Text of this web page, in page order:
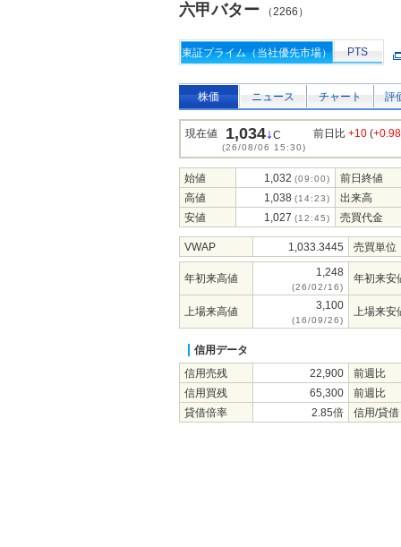
六甲バター （2266）
東証プライム（当社優先市場） PTS
株価 ニュース チャート 評
現在値 1,034↓C
(26/08/06 15:30)
前日比 +10 (
始値 1,032 (09:00)
前日終値
高値
1,038 (14:23)
出来高
安値
1,027 (12:45) 売買代金
VWAP 1,033.3445 売買単位
年初来高値 1,248
(26/02/16)
年初来安
上場来高値 3,100
(16/09/26)
上場来安
信用データ
信用売残
22,900
前週比
信用買残
65,300
前週比
貸借倍率
2.85倍 信用/貸借